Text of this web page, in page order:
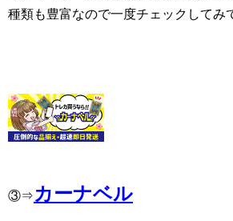
種類も豊富なので一度チェックしてみ
③⇒ カーナベル